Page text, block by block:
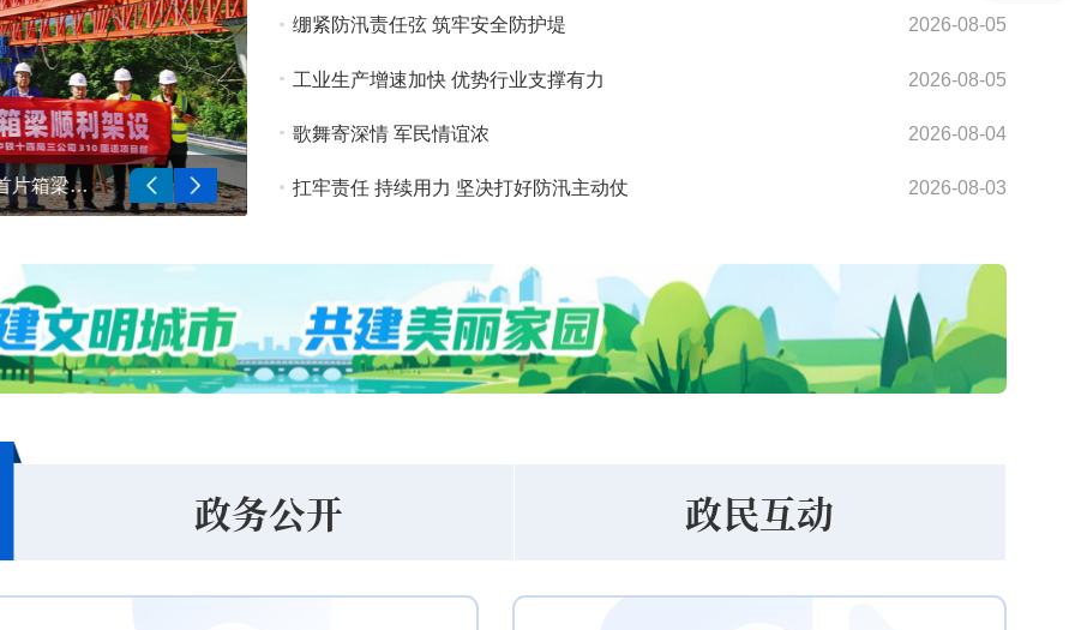
310国道眉县青化至渭滨高家镇公路神农特大桥——首片箱梁架设成功 中共宝鸡市委十三届十次全会召开
绷紧防汛责任弦 筑牢安全防护堤 2026-08-05
工业生产增速加快 优势行业支撑有力 2026-08-05
歌舞寄深情 军民情谊浓 2026-08-04
扛牢责任 持续用力 坚决打好防汛主动仗 2026-08-03
政务公开 政民互动